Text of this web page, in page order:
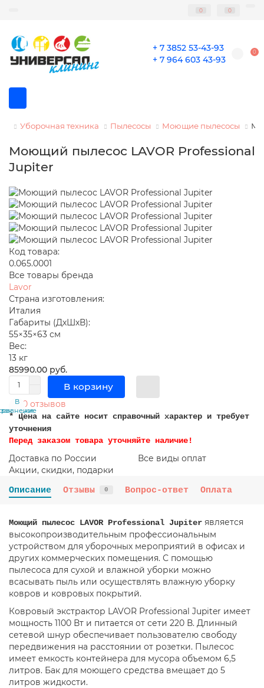
0 0
+ 7 3852 53-43-93
+ 7 964 603 43-93
0
Уборочная техника Пылесосы Моющие пылесосы
Моющий пылесос LAVOR Professional
Jupiter
Код товара:
0.065.0001
Все товары бренда
Lavor
Страна изготовления:
Италия
Габариты (ДхШхВ):
55×35×63 см
Вес:
13 кг
85990.00 руб.
В корзину
В
закладки
В 0 отзывов
* Цена на сайте носит справочный характер и требует
уточнения
Перед заказом товара уточняйте наличие!
Доставка по России
Все виды оплат
Акции, скидки, подарки
Описание
Отзывы 0 Вопрос-ответ Оплата
Моющий пылесос LAVOR Professional Jupiter является
высокопроизводительным профессиональным
устройством для уборочных мероприятий в офисах и
других коммерческих помещения. С помощью
пылесоса для сухой и влажной уборки можно
всасывать пыль или осуществлять влажную уборку
ковров и ковровых покрытий.
Ковровый экстрактор LAVOR Professional Jupiter имеет
мощность 1100 Вт и питается от сети 220 В. Длинный
сетевой шнур обеспечивает пользователю свободу
передвижения на расстоянии от розетки. Пылесос
имеет емкость контейнера для мусора объемом 6,5
литров. Бак для моющего средства вмещает до 5
литров жидкости.